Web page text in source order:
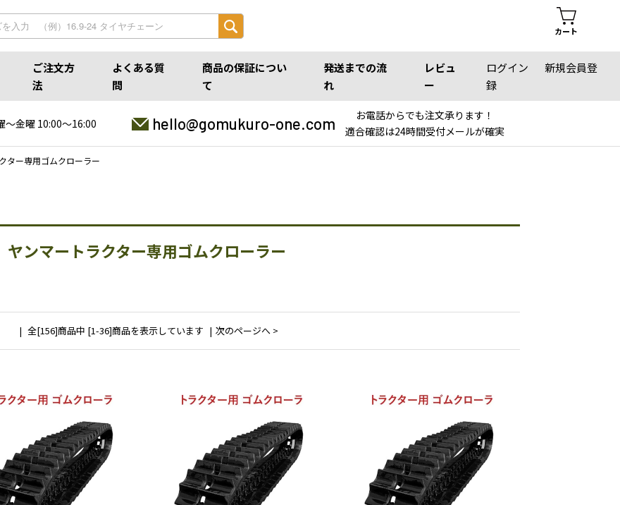
カート
ご注文方
法
よくある質
問
商品の保証につい
て
発送までの流
れ
レビュ
ー
ログイン
新規会員登
録
〜金曜 10:00〜16:00 hello@gomukuro-one.com
お電話からでも注文承ります！
適合確認は24時間受付メールが確実
ター専用ゴムクローラー
ヤンマートラクター専用ゴムクローラー
全[156]商品中 [1-36]商品を表示しています 次のページへ >